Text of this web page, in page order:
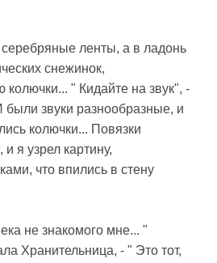
ленты, а в ладонь
снежинок,
" Кидайте на звук", -
были звуки разнообразные, и
колючки... Повязки
я узрел картину,
что впились в стену
не знакомого мне... "
Хранительница, - " Это тот,